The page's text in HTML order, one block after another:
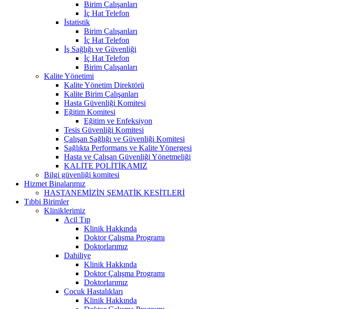
Birim Çalışanları
İç Hat Telefon
İstatistik
Birim Çalışanları
İç Hat Telefon
İş Sağlığı ve Güvenliği
İç Hat Telefon
Birim Çalışanları
Kalite Yönetimi
Kalite Yönetim Direktörü
Kalite Birim Çalışanları
Hasta Güvenliği Komitesi
Eğitim Komitesi
Eğitim ve Enfeksiyon
Tesis Güvenliği Komitesi
Çalışan Sağlığı ve Güvenliği Komitesi
Sağlıkta Performans ve Kalite Yönergesi
Hasta ve Çalışan Güvenliği Yönetmeliği
KALİTE POLİTİKAMIZ
Bilgi güvenliği komitesi
Hizmet Binalarımız
HASTANEMİZİN ŞEMATİK KESİTLERİ
Tıbbi Birimler
Kliniklerimiz
Acil Tıp
Klinik Hakkında
Doktor Çalışma Programı
Doktorlarımız
Dahiliye
Klinik Hakkında
Doktor Çalışma Programı
Doktorlarımız
Çocuk Hastalıkları
Klinik Hakkında